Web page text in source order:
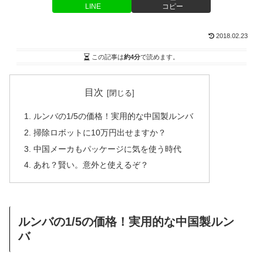
LINE コピー
2018.02.23
この記事は約4分で読めます。
目次
ルンバの1/5の価格！実用的な中国製ルンバ
掃除ロボットに10万円出せますか？
中国メーカもパッケージに気を使う時代
あれ？賢い。意外と使えるぞ？
ルンバの1/5の価格！実用的な中国製ルン
バ